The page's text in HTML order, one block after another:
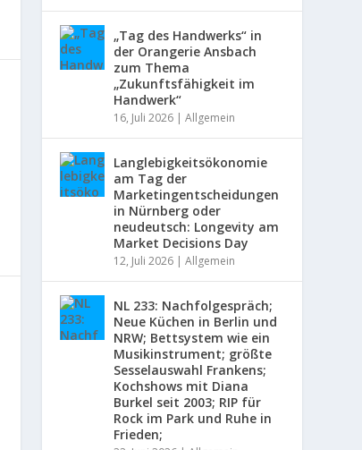
„Tag des Handwerks“ in
der Orangerie Ansbach
zum Thema
„Zukunftsfähigkeit im
Handwerk“
16, Juli 2026 |Allgemein
Langlebigkeitsökonomie
am Tag der
Marketingentscheidungen
in Nürnberg oder
neudeutsch: Longevity am
Market Decisions Day
12, Juli 2026 |Allgemein
NL 233: Nachfolgespräch;
Neue Küchen in Berlin und
NRW; Bettsystem wie ein
Musikinstrument; größte
Sesselauswahl Frankens;
Kochshows mit Diana
Burkel seit 2003; RIP für
Rock im Park und Ruhe in
Frieden;